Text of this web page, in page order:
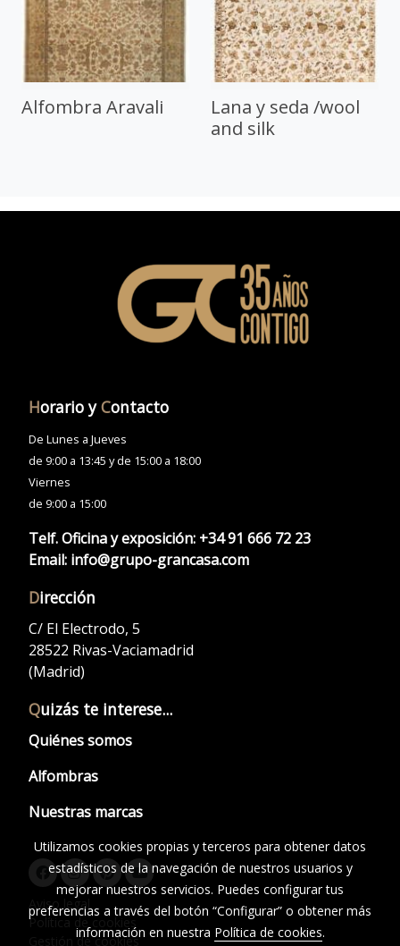
Alfombra Aravali
Lana y seda /wool
and silk
Horario yContacto
De Lunes a Jueves
de 9:00 a 13:45 y de 15:00 a 18:00
Viernes
de 9:00 a 15:00
Telf. Oficina y exposición: +34 91 666 72 23
Email: info@grupo-grancasa.com
Dirección
C/ El Electrodo, 5
28522 Rivas-Vaciamadrid
(Madrid)
Quizás te interese...
Quiénes somos
Alfombras
Nuestras marcas
Aviso legal
Política de cookies
Gestión de cookies
Utilizamos cookies propias y terceros para obtener datos
estadísticos de la navegación de nuestros usuarios y
mejorar nuestros servicios. Puedes configurar tus
preferencias a través del botón “Configurar” o obtener más
información en nuestra Política de cookies.